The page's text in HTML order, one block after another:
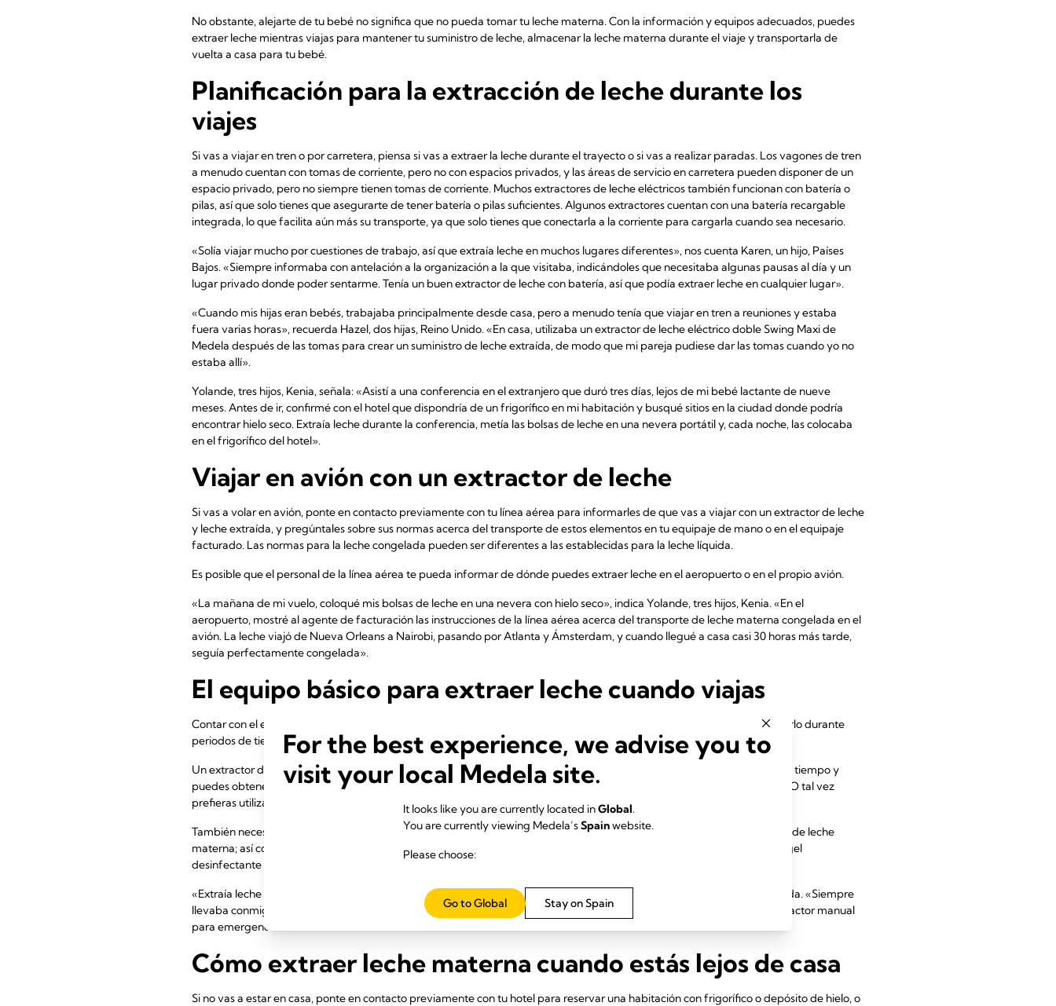
No obstante, alejarte de tu bebé no significa que no pueda tomar tu leche materna. Con la información y equipos adecuados, puedes
extraer leche mientras viajas para mantener tu suministro de leche, almacenar la leche materna durante el viaje y transportarla de
vuelta a casa para tu bebé.
Planificación para la extracción de leche durante los
viajes
Si vas a viajar en tren o por carretera, piensa si vas a extraer la leche durante el trayecto o si vas a realizar paradas. Los vagones de tren
a menudo cuentan con tomas de corriente, pero no con espacios privados, y las áreas de servicio en carretera pueden disponer de un
espacio privado, pero no siempre tienen tomas de corriente. Muchos extractores de leche eléctricos también funcionan con batería o
pilas, así que solo tienes que asegurarte de tener batería o pilas suficientes. Algunos extractores cuentan con una batería recargable
integrada, lo que facilita aún más su transporte, ya que solo tienes que conectarla a la corriente para cargarla cuando sea necesario.
«Solía viajar mucho por cuestiones de trabajo, así que extraía leche en muchos lugares diferentes», nos cuenta Karen, un hijo, Países
Bajos. «Siempre informaba con antelación a la organización a la que visitaba, indicándoles que necesitaba algunas pausas al día y un
lugar privado donde poder sentarme. Tenía un buen extractor de leche con batería, así que podía extraer leche en cualquier lugar».
«Cuando mis hijas eran bebés, trabajaba principalmente desde casa, pero a menudo tenía que viajar en tren a reuniones y estaba
fuera varias horas», recuerda Hazel, dos hijas, Reino Unido. «En casa, utilizaba un extractor de leche eléctrico doble Swing Maxi de
Medela después de las tomas para crear un suministro de leche extraída, de modo que mi pareja pudiese dar las tomas cuando yo no
estaba allí».
Yolande, tres hijos, Kenia, señala: «Asistí a una conferencia en el extranjero que duró tres días, lejos de mi bebé lactante de nueve
meses. Antes de ir, confirmé con el hotel que dispondría de un frigorífico en mi habitación y busqué sitios en la ciudad donde podría
encontrar hielo seco. Extraía leche durante la conferencia, metía las bolsas de leche en una nevera portátil y, cada noche, las colocaba
en el frigorífico del hotel».
Viajar en avión con un extractor de leche
Si vas a volar en avión, ponte en contacto previamente con tu línea aérea para informarles de que vas a viajar con un extractor de leche
y leche extraída, y pregúntales sobre sus normas acerca del transporte de estos elementos en tu equipaje de mano o en el equipaje
facturado. Las normas para la leche congelada pueden ser diferentes a las establecidas para la leche líquida.
Es posible que el personal de la línea aérea te pueda informar de dónde puedes extraer leche en el aeropuerto o en el propio avión.
«La mañana de mi vuelo, coloqué mis bolsas de leche en una nevera con hielo seco», indica Yolande, tres hijos, Kenia. «En el
aeropuerto, mostré al agente de facturación las instrucciones de la línea aérea acerca del transporte de leche materna congelada en el
avión. La leche viajó de Nueva Orleans a Nairobi, pasando por Atlanta y Ámsterdam, y cuando llegué a casa casi 30 horas más tarde,
seguía perfectamente congelada».
El equipo básico para extraer leche cuando viajas
Contar con el equipo adecuado es fundamental para conseguir una extracción satisfactoria, especialmente si vas a hacerlo durante
periodos de tiempo prolongados.
Un extractor de leche eléctrico doble te permiteextraer leche de forma simultánea de ambos pechos
, con lo que ahorras tiempo y
puedes obtener, de media, hasta un 18 % más de leche en comparación con la extracción de un pecho después del otro.
O tal vez
prefieras utilizar un extractor de leche eléctrico simple, o incluso extraer leche manualmente.
También necesitarás algún tipo de recipiente para la leche, como un biberón de plástico o una bolsa de almacenamiento de leche
materna; así como un lugar donde
mantenerla congelada o fría
, como una nevera portátil. También resulta útil llevar un gel
desinfectante de manos de viaje y un adaptador para enchufes si viajas al extranjero.
«Extraía leche en cualquier lugar: en el coche, aviones, baños públicos... en todas partes», nos cuenta Aisling, un hijo, Irlanda. «Siempre
llevaba conmigo unas cuantas bolsas de almacenamiento y un extractor eléctrico, una batería de carga portátil y un extractor manual
para emergencias».
Cómo extraer leche materna cuando estás lejos de casa
Si no vas a estar en casa, ponte en contacto previamente con tu hotel para reservar una habitación con frigorífico o depósito de hielo, o
For the best experience, we advise you to
visit your local Medela site.
It looks like you are currently located inGlobal.
You are currently viewing Medela’sSpainwebsite.
Please choose:
Stay on Spain
Go to Global